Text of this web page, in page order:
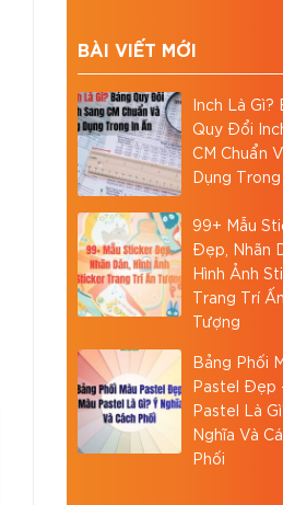
BÀI VIẾT MỚI
Inch Là Gì?
Quy Đổi
CM Chuẩn
Dụng
99+ Mẫu
Đẹp, Nhãn
Hình Ảnh
Trang Trí Ấn
Tượng
Bảng Phối
Pastel Đẹp
Pastel Là
Nghĩa Và
Phối